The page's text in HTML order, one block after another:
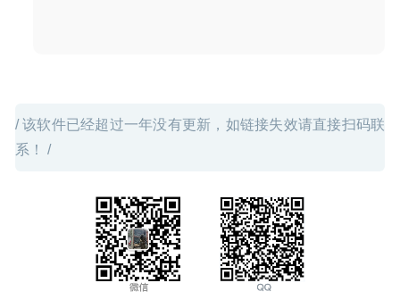
/ 该软件已经超过一年没有更新，如链接失效请直接扫码联
系！ /